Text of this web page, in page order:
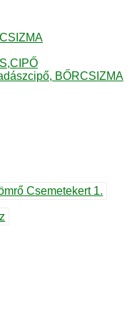
BŐRCSIZMA
Csemetekert 1.